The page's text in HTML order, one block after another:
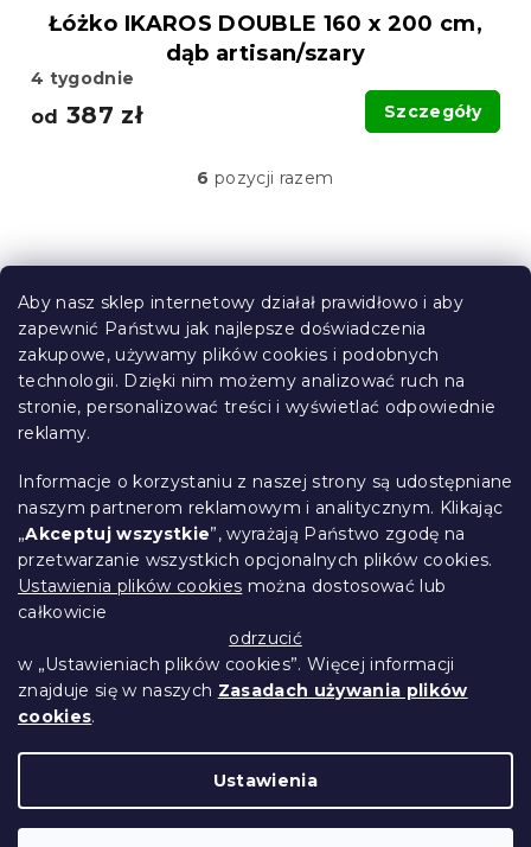
Aby nasz sklep internetowy działał prawidłowo i aby
zapewnić Państwu jak najlepsze doświadczenia
zakupowe, używamy plików cookies i podobnych
technologii. Dzięki nim możemy analizować ruch na
stronie, personalizować treści i wyświetlać odpowiednie
reklamy.
Informacje o korzystaniu z naszej strony są udostępniane
naszym partnerom reklamowym i analitycznym. Klikając
„Akceptuj wszystkie”, wyrażają Państwo zgodę na
przetwarzanie wszystkich opcjonalnych plików cookies.
Ustawienia plików cookies można dostosować lub
całkowicie
odrzucić
w „Ustawieniach plików cookies”. Więcej informacji
znajduje się w naszych Zasadach używania plików
cookies.
Ustawienia
Łóżko IKAROS DOUBLE 160 x 200 cm,
dąb artisan/szary
4 tygodnie
od 387 zł Szczegóły
K
t
o
l
k
i
l
i
y
6 pozycji razem
S
Informacje dla Ciebie
Śledzenie zamówienia
Opcje dostawy
Metody płatności
Reklamacje i zwroty towarów
Kontakt
Regulamin
Ochrona danych osobowych
Kodeks etyczny
Dla partnerów
Copyright 2026Przytulne Mieszkanie.
Wszystkie prawa zastrzeżone.Edytuj ustawienia